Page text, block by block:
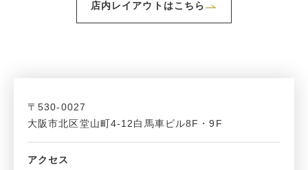
店内レイアウトはこちら
〒530-0027
大阪市北区堂山町4-12白馬車ビル8F・9F
アクセス